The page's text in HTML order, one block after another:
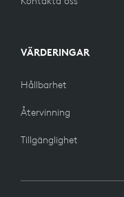
VÄRDERINGAR
Hållbarhet
Återvinning
Tillgänglighet